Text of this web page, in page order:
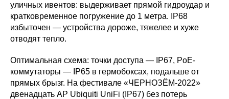
уличных ивентов: выдерживает прямой гидроудар и
кратковременное погружение до 1 метра. IP68
избыточен — устройства дороже, тяжелее и хуже
отводят тепло.
Оптимальная схема: точки доступа — IP67, PoE-
коммутаторы — IP65 в гермобоксах, подальше от
прямых брызг. На фестивале «ЧЕРНОЗЁМ-2022»
двенадцать AP Ubiquiti UniFi (IP67) без потерь